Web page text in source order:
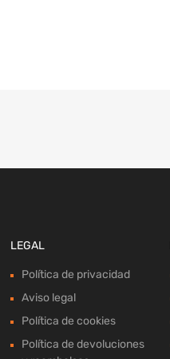
LEGAL
Política de privacidad
Aviso legal
Política de cookies
Política de devoluciones